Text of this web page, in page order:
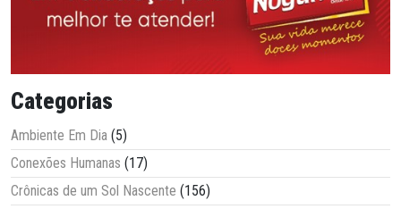
Categorias
Ambiente Em Dia (5)
Conexões Humanas (17)
Crônicas de um Sol Nascente (156)